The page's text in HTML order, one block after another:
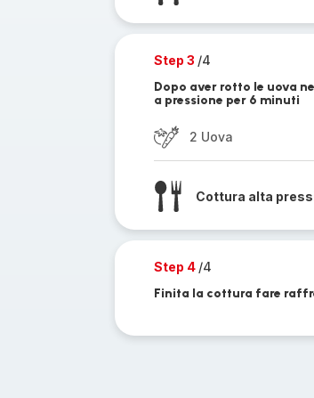
Step 3 /4
Dopo aver rotto le uova
a pressione per 6 minuti
2 Uova
Cottura alta
Step 4 /4
Finita la cottura fare